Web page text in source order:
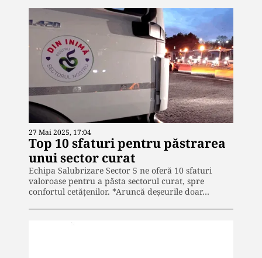
27 Mai 2025, 17:04
Top 10 sfaturi pentru păstrarea
unui sector curat
Echipa Salubrizare Sector 5 ne oferă 10 sfaturi
valoroase pentru a păsta sectorul curat, spre
confortul cetățenilor. *Aruncă deșeurile doar…